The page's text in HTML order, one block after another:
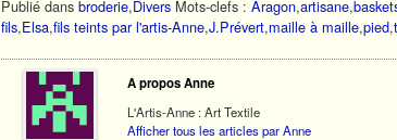
Publié dans broderie,Divers Mots-clefs : Aragon,artisane,
fils,Elsa,fils teints par l'artis-Anne,J.Prévert,maille à maille,pied,
A propos Anne
L'Artis-Anne : Art Textile
Afficher tous les articles par Anne